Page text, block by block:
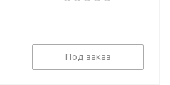
Под заказ